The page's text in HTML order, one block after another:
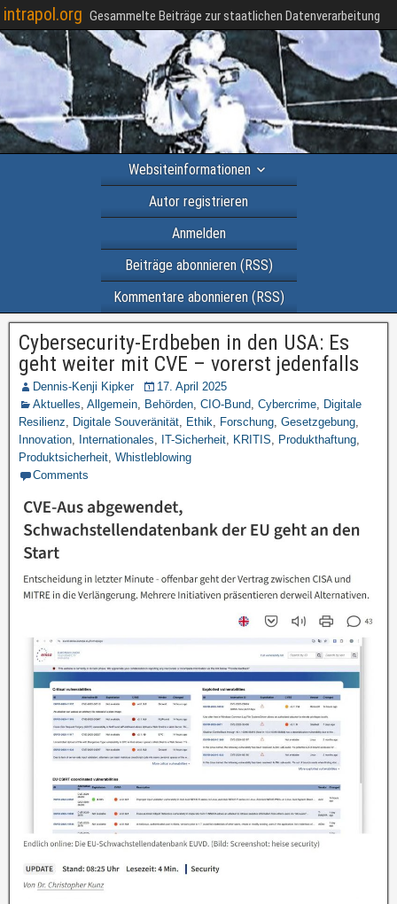
intrapol.org Gesammelte Beiträge zur staatlichen Datenverarbeitung
Websiteinformationen
Autor registrieren
Anmelden
Beiträge abonnieren (RSS)
Kommentare abonnieren (RSS)
Cybersecurity-Erdbeben in den USA: Es
geht weiter mit CVE – vorerst jedenfalls
Dennis-Kenji Kipker
17. April 2025
Aktuelles, Allgemein, Behörden, CIO-Bund, Cybercrime, Digitale
Resilienz, Digitale Souveränität, Ethik, Forschung, Gesetzgebung,
Innovation, Internationales, IT-Sicherheit, KRITIS, Produkthaftung,
Produktsicherheit, Whistleblowing
Comments